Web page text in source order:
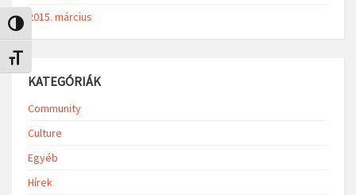
Nagy kontraszt váltása
Betűméret váltása
2015. március
KATEGÓRIÁK
Community
Culture
Egyéb
Hírek